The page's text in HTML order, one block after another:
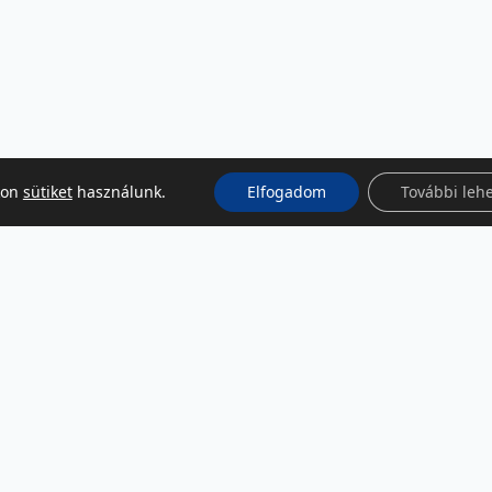
sütikethasználunk. Elfogadom További